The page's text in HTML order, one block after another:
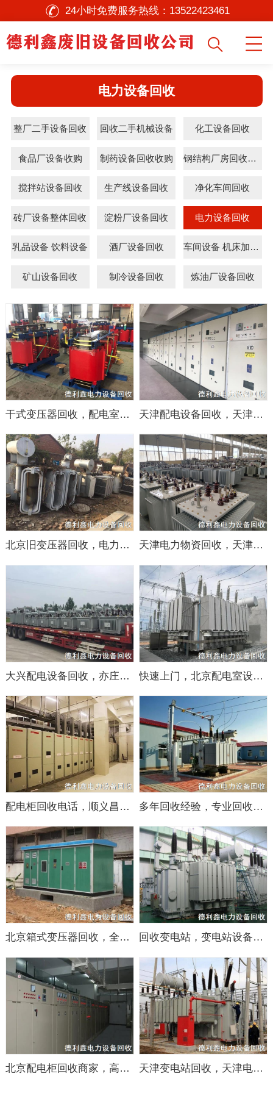
24小时免费服务热线： 13522423461
电力设备回收
整厂二手设备回收 回收二手机械设备 化工设备回收
食品厂设备收购 制药设备回收收购 钢结构厂房回收拆除
搅拌站设备回收 生产线设备回收 净化车间回收
砖厂设备整体回收 淀粉厂设备回收 电力设备回收
乳品设备 饮料设备 酒厂设备回收 车间设备 机床加工中心
矿山设备回收 制冷设备回收 炼油厂设备回收
干式变压器回收，配电室设备回收，当场结算 天津配电设备回收，天津配电室回收，变压器回收
北京旧变压器回收，电力设备回收商家 天津电力物资回收，天津配电设备回收，专业回收
大兴配电设备回收，亦庄变压器回收，配电柜回收 快速上门，北京配电室设备回收，配电设备回收
配电柜回收电话，顺义昌平变压器回收商家 多年回收经验，专业回收电力设备，变压器，北京天津回收
北京箱式变压器回收，全北京快速上门，正规高价 回收变电站，变电站设备整体回收，废旧电力物资回收
北京配电柜回收商家，高压柜回收，低压柜回收 天津变电站回收，天津电力设备回收，电力物资回收